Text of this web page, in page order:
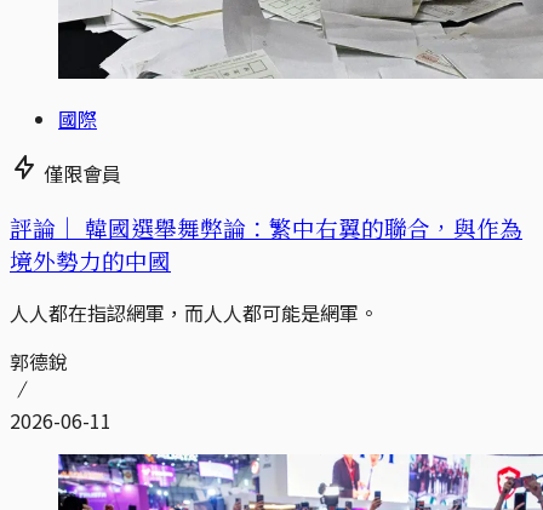
國際
僅限會員
評論｜ 韓國選舉舞弊論：繁中右翼的聯合，與作為
境外勢力的中國
人人都在指認網軍，而人人都可能是網軍。
郭德銳
2026-06-11